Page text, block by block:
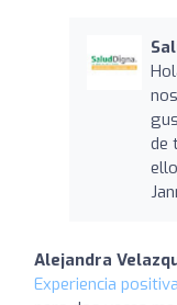
de
Alejandra
Experiencia